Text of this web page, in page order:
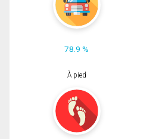
78.9 %
À pied